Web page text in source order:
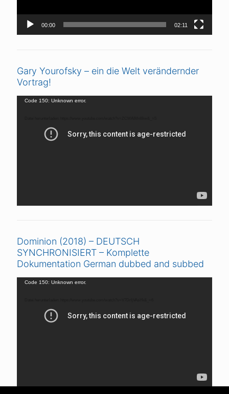
00:00 02:11
Gary Yourofsky – ein die Welt verändernder
Vortrag!
Video-
Code 150: Unknown error.
Dominion (2018) – DEUTSCH
SYNCHRONISIERT – Komplette
Dokumentation German dubbed and subbed
Video-
Code 150: Unknown error.